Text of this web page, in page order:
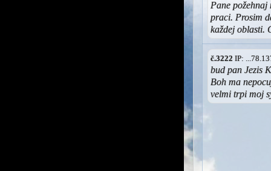
Pane
praci. Prosim
každej oblasti.
č.3222 IP:
bud pan Jezis
Boh ma
velmi trpi moj